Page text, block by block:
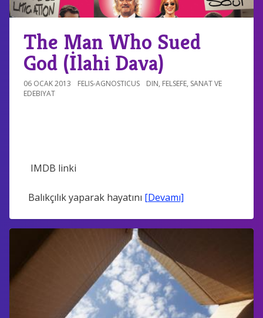
The Man Who Sued
God (İlahi Dava)
06 OCAK 2013 FELIS-AGNOSTICUS DIN, FELSEFE, SANAT VE
EDEBIYAT
IMDB linki
Balıkçılık yaparak hayatını [Devamı]